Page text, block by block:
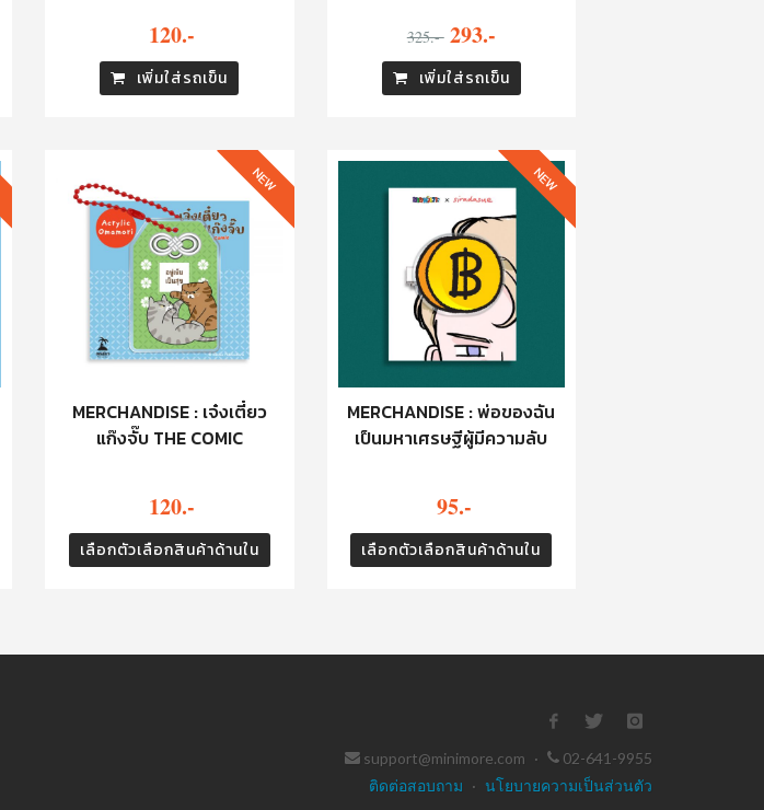
120.-
เพิ่มใส่รถเข็น
325.- 293.-
เพิ่มใส่รถเข็น
MERCHANDISE : เจ๋งเตี๋ยว
แก๊งจั๊บ THE COMIC
120.-
เลือกตัวเลือกสินค้าด้านใน
NEW
MERCHANDISE : พ่อของฉัน
เป็นมหาเศรษฐีผู้มีความลับ
95.-
เลือกตัวเลือกสินค้าด้านใน
NEW
support@minimore.com ·
02-641-9955
ติดต่อสอบถาม · นโยบายความเป็นส่วนตัว